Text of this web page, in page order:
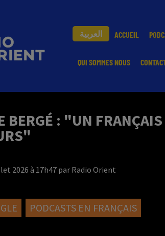
العربية ACCUEIL
QUI SOMMES NOUS
BERGÉ : "UN
2026 à 17h47 par Radio Orient
PODCASTS EN FRANÇAIS